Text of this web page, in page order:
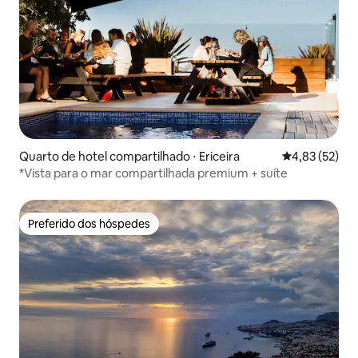
Quarto de hotel compartilhado ⋅ Ericeira 4,83 de uma
4,83 (52)
*Vista para o mar compartilhada premium + suíte
Preferido dos hóspedes
Preferido dos hóspedes